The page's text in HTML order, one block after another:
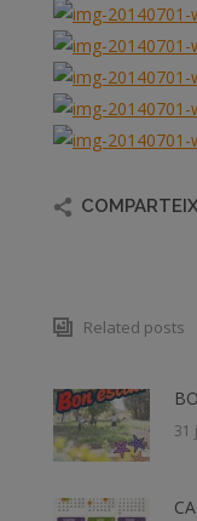
COMPARTEIX
Related posts
31